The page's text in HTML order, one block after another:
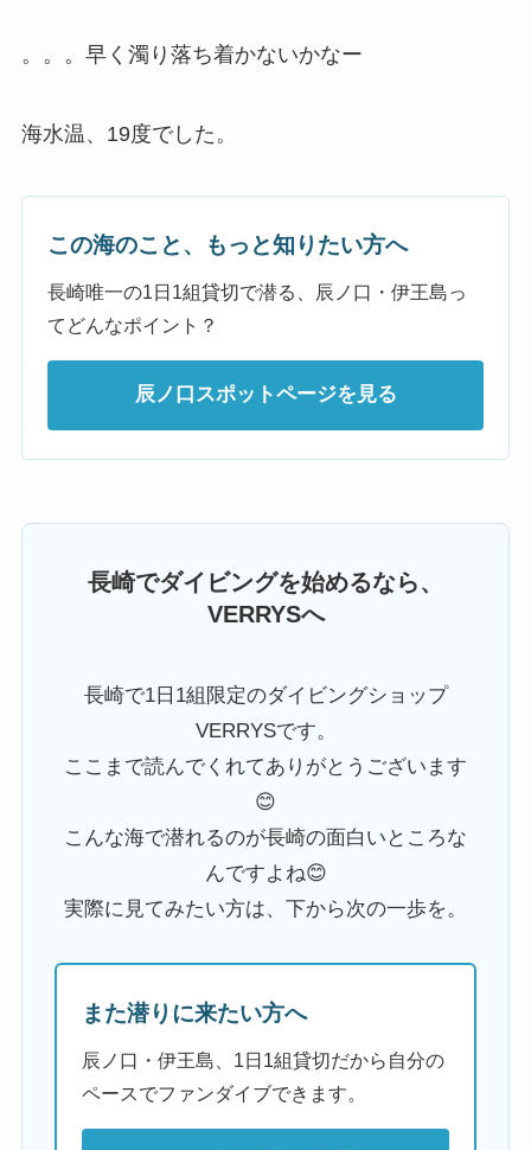
。。。早く濁り落ち着かないかなー
海水温、19度でした。
この海のこと、もっと知りたい方へ
長崎唯一の1日1組貸切で潜る、辰ノ口・伊王島っ
てどんなポイント？
辰ノ口スポットページを見る
長崎でダイビングを始めるなら、
VERRYSへ
長崎で1日1組限定のダイビングショップ
VERRYSです。
ここまで読んでくれてありがとうございます
😊
こんな海で潜れるのが長崎の面白いところな
んですよね😊
実際に見てみたい方は、下から次の一歩を。
また潜りに来たい方へ
辰ノ口・伊王島、1日1組貸切だから自分の
ペースでファンダイブできます。